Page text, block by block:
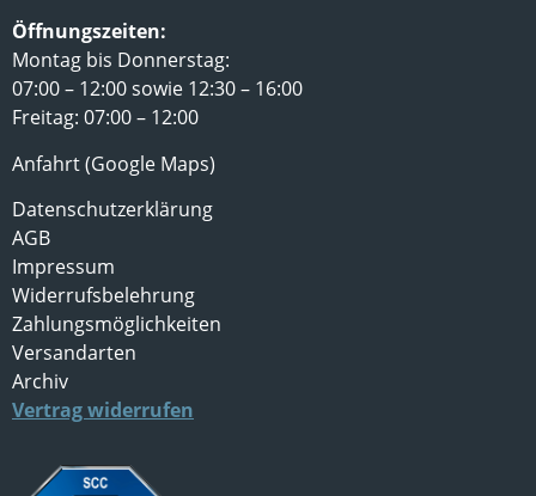
Öffnungszeiten:
Montag bis Donnerstag:
07:00 – 12:00 sowie 12:30 – 16:00
Freitag: 07:00 – 12:00
Anfahrt (Google Maps)
Datenschutzerklärung
AGB
Impressum
Widerrufsbelehrung
Zahlungsmöglichkeiten
Versandarten
Archiv
Vertrag widerrufen